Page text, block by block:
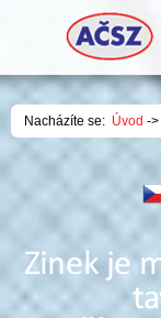
Nacházíte se: Úvod ->